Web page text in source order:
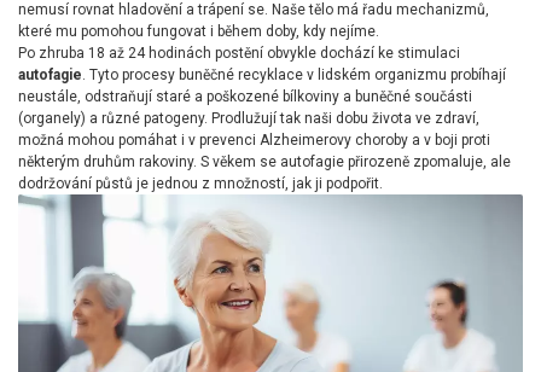
nemusí rovnat hladovění a trápení se. Naše tělo má řadu mechanizmů,
které mu pomohou fungovat i během doby, kdy nejíme.
Po zhruba 18 až 24 hodinách postění obvykle dochází ke stimulaci
autofagie. Tyto procesy buněčné recyklace v lidském organizmu probíhají
neustále, odstraňují staré a poškozené bílkoviny a buněčné součásti
(organely) a různé patogeny. Prodlužují tak naši dobu života ve zdraví,
možná mohou pomáhat i v prevenci Alzheimerovy choroby a v boji proti
některým druhům rakoviny. S věkem se autofagie přirozeně zpomaluje, ale
dodržování půstů je jednou z množností, jak ji podpořit.